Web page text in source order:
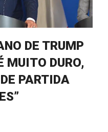
DE TRUMP
MUITO DURO,
PARTIDA